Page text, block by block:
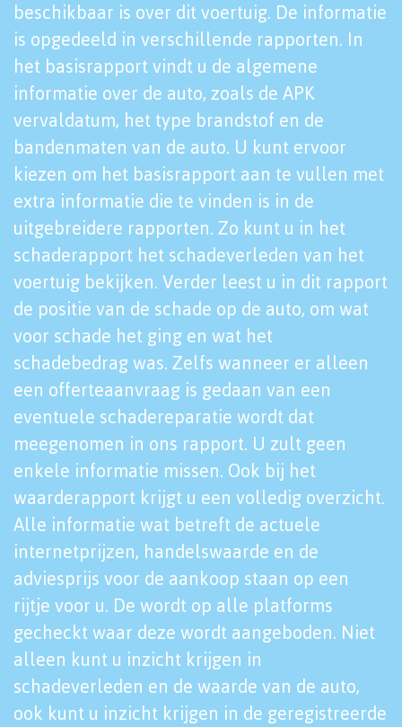
beschikbaar is over dit voertuig. De informatie
is opgedeeld in verschillende rapporten. In
het basisrapport vindt u de algemene
informatie over de auto, zoals de APK
vervaldatum, het type brandstof en de
bandenmaten van de auto. U kunt ervoor
kiezen om het basisrapport aan te vullen met
extra informatie die te vinden is in de
uitgebreidere rapporten. Zo kunt u in het
schaderapport het schadeverleden van het
voertuig bekijken. Verder leest u in dit rapport
de positie van de schade op de auto, om wat
voor schade het ging en wat het
schadebedrag was. Zelfs wanneer er alleen
een offerteaanvraag is gedaan van een
eventuele schadereparatie wordt dat
meegenomen in ons rapport. U zult geen
enkele informatie missen. Ook bij het
waarderapport krijgt u een volledig overzicht.
Alle informatie wat betreft de actuele
internetprijzen, handelswaarde en de
adviesprijs voor de aankoop staan op een
rijtje voor u. De wordt op alle platforms
gecheckt waar deze wordt aangeboden. Niet
alleen kunt u inzicht krijgen in
schadeverleden en de waarde van de auto,
ook kunt u inzicht krijgen in de geregistreerde